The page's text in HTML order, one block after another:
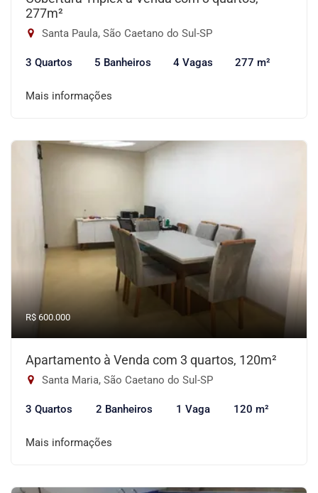
277m²
Santa Paula, São Caetano do Sul-SP
3 Quartos 5 Banheiros 4 Vagas 277 m²
Mais informações
R$ 600.000
Apartamento à Venda com 3 quartos, 120m²
Santa Maria, São Caetano do Sul-SP
3 Quartos 2 Banheiros 1 Vaga 120 m²
Mais informações